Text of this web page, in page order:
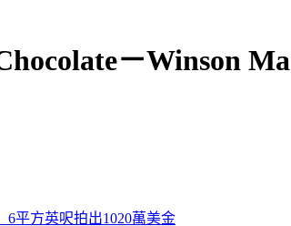
－Winson Ma
平方英呎拍出1020萬美金